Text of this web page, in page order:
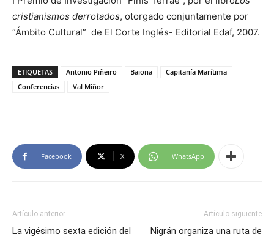
cristianismos derrotados, otorgado conjuntamente por
“Ámbito Cultural” de El Corte Inglés- Editorial Edaf, 2007.
ETIQUETAS Antonio Piñeiro Baiona
Capitanía Marítima
Conferencias
Val Miñor
Facebook X WhatsApp
Artículo anterior
La vigésimo sexta edición del
Artículo siguiente
Nigrán organiza una ruta de